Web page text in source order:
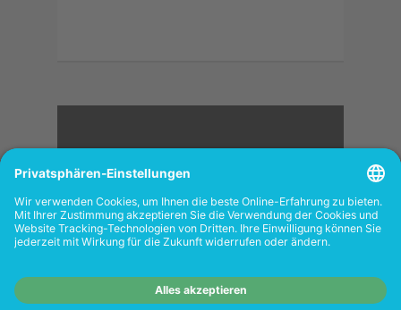
<
FOLGEN SIE UNS